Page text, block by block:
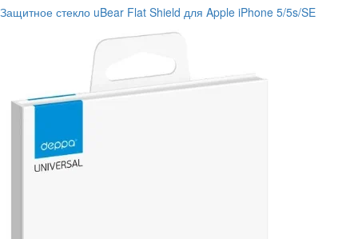
Защитное стекло uBear Flat Shield для Apple iPhone 5/5s/SE